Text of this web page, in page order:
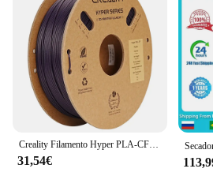
Creality Filamento Hyper PLA-CF 1kg, acabado mate, mínima textura de capa, velocidad de impresión de hasta 300 mm/s, aplicable a varios modelos, impresión de alta velocidad sin atascamiento
31,54€